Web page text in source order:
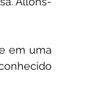
em uma